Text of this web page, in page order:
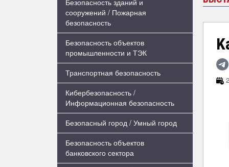
Безопасность зданий и
сооружений / Пожарная
безопасность
Безопасность объектов
промышленности и ТЭК
Транспортная безопасность
Кибербезопасность /
Информационная безопасность
Безопасный город / Умный город
Безопасность объектов
банковского сектора